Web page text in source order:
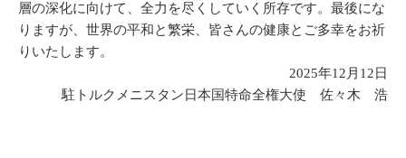
層の深化に向けて、全力を尽くしていく所存です。最後にな
りますが、世界の平和と繁栄、皆さんの健康とご多幸をお祈
りいたします。
2025年12月12日
駐トルクメニスタン日本国特命全権大使 佐々木 浩